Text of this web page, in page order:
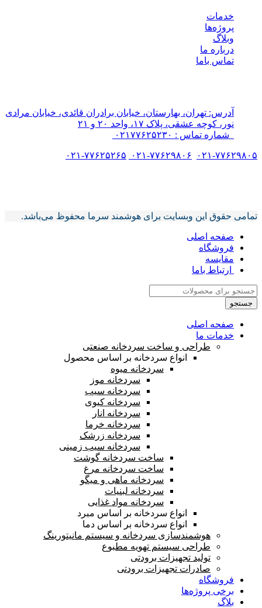
خدمات
پروژه‌ها
وبلاگ
درباره ما
تماس باما
آدرس: تهران، بهارستان، خیابان برادران قائدی، خیابان مرادی
نور، کوچه عشقی، پلاک ۱۷، واحد ۲۰ و ۲۱
شماره تماس : ۰۲۱۷۷۶۲۵۲۳۰
۰۲۱-۷۷۶۲۹۸۰۵ ۰۲۱-۷۷۶۲۹۸۰۶ ۰۲۱-۷۷۶۲۵۲۶۵
تمامی حقوق این وبسایت برای هوشمند سرما محفوظ می‌باشد.
صفحه اصلی
فروشگاه
مقایسه
ارتباط باما
جستجو
صفحه اصلی
خدمات ما
طراحی و ساخت سردخانه صنعتی
انواع سردخانه بر اساس محصول
سردخانه میوه
سردخانه موز
سردخانه سیب
سردخانه کیوی
سردخانه انار
سردخانه خرما
سردخانه زرشک
سردخانه سیب زمینی
ساخت سردخانه گوشت
ساخت سردخانه مرغ
سردخانه ماهی و میگو
سردخانه لبنیات
سردخانه مواد غذایی
انواع سردخانه بر اساس مبرد
انواع سردخانه بر اساس دما
هوشمندسازی سردخانه و سیستم مانیتورینگ
طراحی سیستم تهویه مطبوع
تولید تجهیزات برودتی
صادرات تجهیزات برودتی
فروشگاه
برخی پروژه‌ها
بلاگ